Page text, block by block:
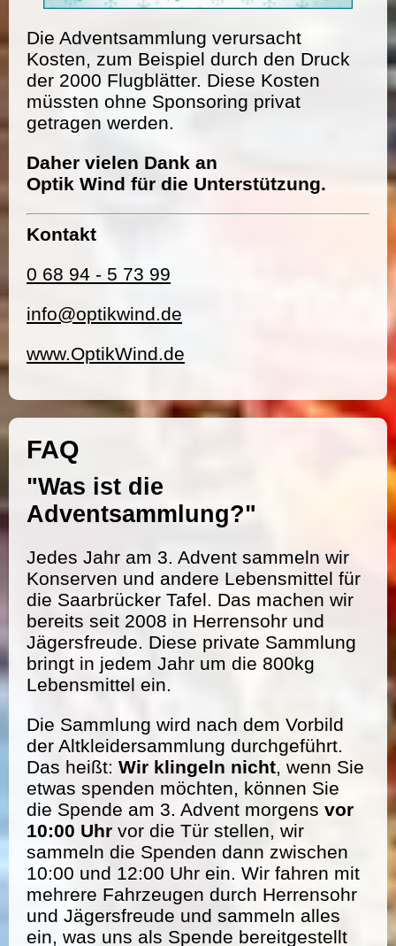
Die Adventsammlung verursacht
Kosten, zum Beispiel durch den Druck
der 2000 Flugblätter. Diese Kosten
müssten ohne Sponsoring privat
getragen werden.
Daher vielen Dank an
Optik Wind für die Unterstützung.
Kontakt
0 68 94 - 5 73 99
info@optikwind.de
www.OptikWind.de
FAQ
"Was ist die
Adventsammlung?"
Jedes Jahr am 3. Advent sammeln wir
Konserven und andere Lebensmittel für
die Saarbrücker Tafel. Das machen wir
bereits seit 2008 in Herrensohr und
Jägersfreude. Diese private Sammlung
bringt in jedem Jahr um die 800kg
Lebensmittel ein.
Die Sammlung wird nach dem Vorbild
der Altkleidersammlung durchgeführt.
Das heißt: Wir klingeln nicht, wenn Sie
etwas spenden möchten, können Sie
die Spende am 3. Advent morgens vor
10:00 Uhr vor die Tür stellen, wir
sammeln die Spenden dann zwischen
10:00 und 12:00 Uhr ein. Wir fahren mit
mehrere Fahrzeugen durch Herrensohr
und Jägersfreude und sammeln alles
ein, was uns als Spende bereitgestellt